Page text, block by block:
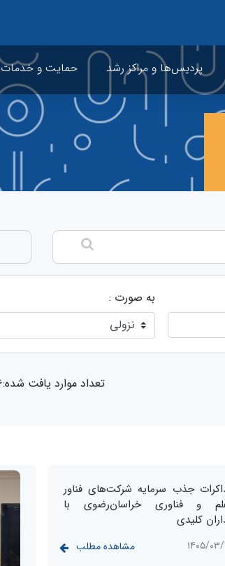
پردیس‌ها و مراکز رشد حمایت و خدمات
به صورت :
تعداد موارد یافت شده:۷۰۷۶
جذب سرمایه شرکت‌های فناور
و فناوری خراسان‌رضوی با
کلیدی
مشاهده مطلب